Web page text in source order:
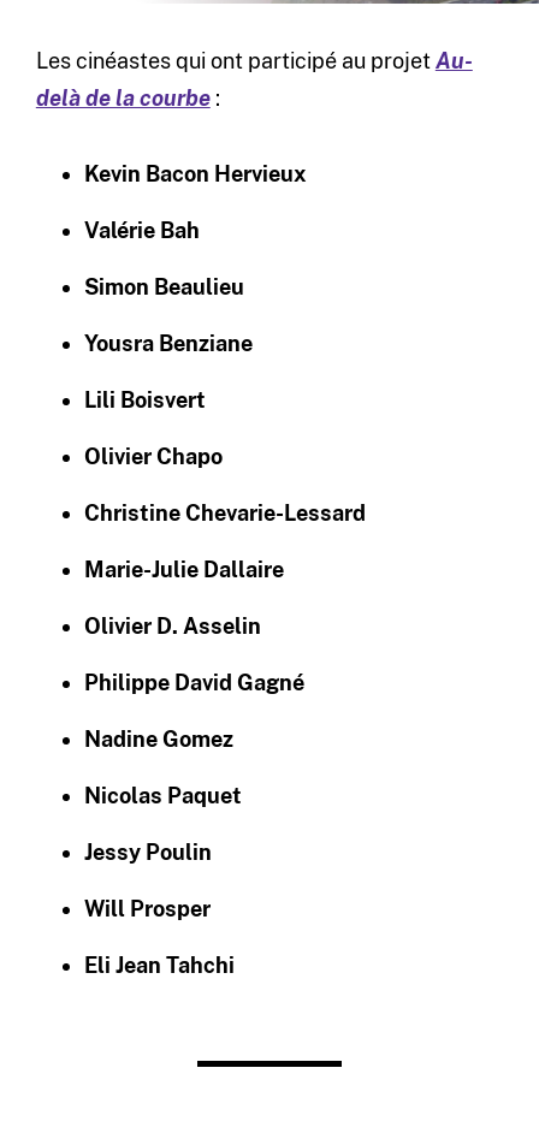
Les cinéastes qui ont participé au projetAu-
delà de la courbe :
Kevin Bacon Hervieux
Valérie Bah
Simon Beaulieu
Yousra Benziane
Lili Boisvert
Olivier Chapo
Christine Chevarie-Lessard
Marie-Julie Dallaire
Olivier D. Asselin
Philippe David Gagné
Nadine Gomez
Nicolas Paquet
Jessy Poulin
Will Prosper
Eli Jean Tahchi